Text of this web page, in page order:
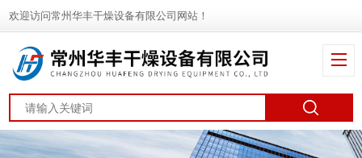
欢迎访问常州华丰干燥设备有限公司网站！